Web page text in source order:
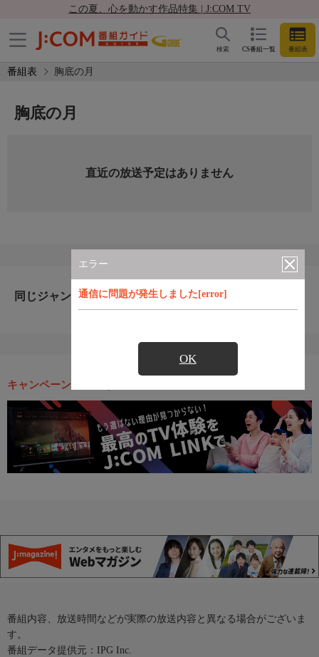
この夏、心を動かす作品特集 | J:COM TV
CS番組一覧 番組表
検索
番組表 胸底の月
エラー
通信に問題が発生しました[error]
OK
胸底の月
直近の放送予定はありません
同じジャンルのおすすめ番組
キャンペーン・お得な情報
番組内容、放送時間などが実際の放送内容と異なる場合がございま
す。
番組データ提供元：IPG Inc.